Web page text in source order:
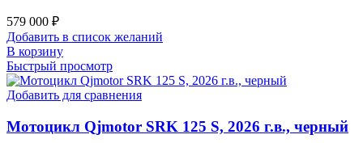
579 000 ₽
Добавить в список желаний
В корзину
Быстрый просмотр
Добавить для сравнения
Мотоцикл Qjmotor SRK 125 S, 2026 г.в., черный